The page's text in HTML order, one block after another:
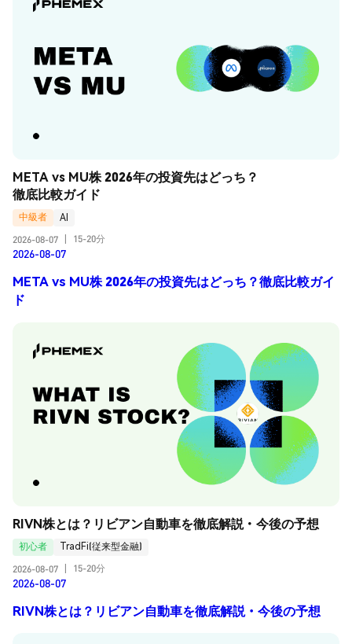
META vs MU株 2026年の投資先はどっち？
徹底比較ガイド
中級者
AI
2026-08-07
15-20分
2026-08-07
META vs MU株 2026年の投資先はどっち？徹底比較ガイ
ド
RIVN株とは？リビアン自動車を徹底解説・今後の予想
初心者
TradFi(従来型金融)
2026-08-07
15-20分
2026-08-07
RIVN株とは？リビアン自動車を徹底解説・今後の予想